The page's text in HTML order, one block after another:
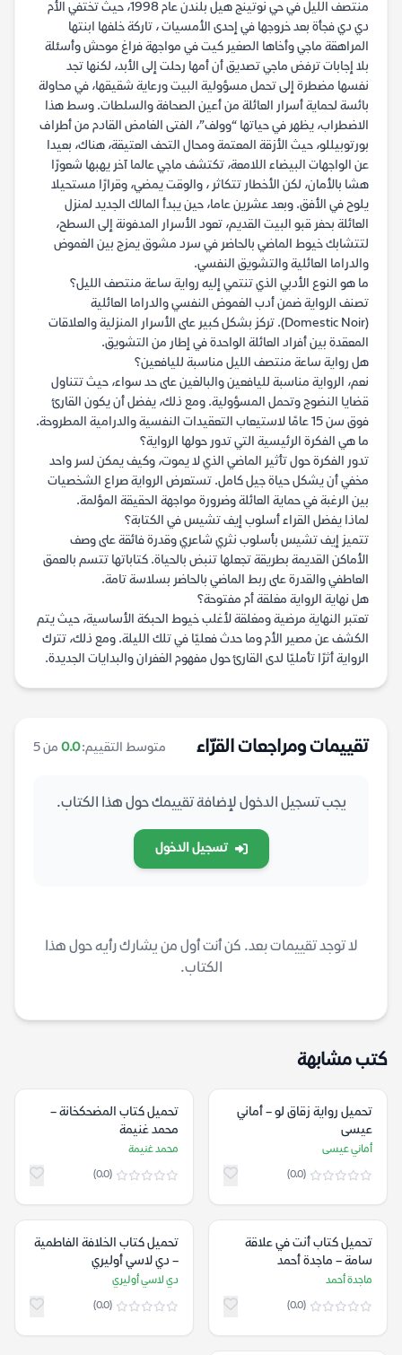
منتصف الليل في حي نوتينج هيل بلندن عام 1998، حيث تختفي الأم
دي دي فجأة بعد خروجها في إحدى الأمسيات ، تاركة خلفها ابنتها
المراهقة ماجي وأخاها الصغير كيت في مواجهة فراغ موحش وأسئلة
بلا إجابات ترفض ماجي تصديق أن أمها رحلت إلى الأبد، لكنها تجد
نفسها مضطرة إلى تحمل مسؤولية البيت ورعاية شقيقها، في محاولة
بائسة لحماية أسرار العائلة من أعين الصحافة والسلطات. وسط هذا
الاضطراب، يظهر في حياتها “وولف”، الفتى الغامض القادم من أطراف
بورتوبيللو، حيث الأزقة المعتمة ومحال التحف العتيقة، هناك، بعيدا
عن الواجهات البيضاء اللامعة، تكتشف ماجي عالما آخر يهبها شعورًا
هشا بالأمان، لكن الأخطار تتكاثر ، والوقت يمضي، وقرارًا مستحيلا
يلوح في الأفق. وبعد عشرين عاما، حين يبدأ المالك الجديد لمنزل
العائلة بحفر قبو البيت القديم، تعود الأسرار المدفونة إلى السطح،
لتتشابك خيوط الماضي بالحاضر في سرد مشوق يمزج بين الغموض
والدراما العائلية والتشويق النفسي.
ما هو النوع الأدبي الذي تنتمي إليه رواية ساعة منتصف الليل؟
تصنف الرواية ضمن أدب الغموض النفسي والدراما العائلية
(Domestic Noir). تركز بشكل كبير على الأسرار المنزلية والعلاقات
المعقدة بين أفراد العائلة الواحدة في إطار من التشويق.
هل رواية ساعة منتصف الليل مناسبة لليافعين؟
نعم، الرواية مناسبة لليافعين والبالغين على حد سواء، حيث تتناول
قضايا النضوج وتحمل المسؤولية. ومع ذلك، يفضل أن يكون القارئ
فوق سن 15 عامًا لاستيعاب التعقيدات النفسية والدرامية المطروحة.
ما هي الفكرة الرئيسية التي تدور حولها الرواية؟
تدور الفكرة حول تأثير الماضي الذي لا يموت، وكيف يمكن لسر واحد
مخفي أن يشكل حياة جيل كامل. تستعرض الرواية صراع الشخصيات
بين الرغبة في حماية العائلة وضرورة مواجهة الحقيقة المؤلمة.
لماذا يفضل القراء أسلوب إيف تشيس في الكتابة؟
تتميز إيف تشيس بأسلوب نثري شاعري وقدرة فائقة على وصف
الأماكن القديمة بطريقة تجعلها تنبض بالحياة. كتاباتها تتسم بالعمق
العاطفي والقدرة على ربط الماضي بالحاضر بسلاسة تامة.
هل نهاية الرواية مغلقة أم مفتوحة؟
تعتبر النهاية مرضية ومغلقة لأغلب خيوط الحبكة الأساسية، حيث يتم
الكشف عن مصير الأم وما حدث فعليًا في تلك الليلة. ومع ذلك، تترك
الرواية أثرًا تأمليًا لدى القارئ حول مفهوم الغفران والبدايات الجديدة.
تقييمات ومراجعات القرّاء متوسط التقييم:0.0 من 5
يجب تسجيل الدخول لإضافة تقييمك حول هذا الكتاب.
تسجيل الدخول
لا توجد تقييمات بعد. كن أنت أول من يشارك رأيه حول هذا
الكتاب.
كتب مشابهة
تحميل رواية زقاق لو – أماني
عيسى
أماني عيسى
(0.0)
تحميل كتاب المضحكخانة –
محمد غنيمة
محمد غنيمة
(0.0)
تحميل كتاب أنت في علاقة
سامة – ماجدة أحمد
ماجدة أحمد
(0.0)
تحميل كتاب الخلافة الفاطمية
– دي لاسي أوليري
دي لاسي أوليري
(0.0)